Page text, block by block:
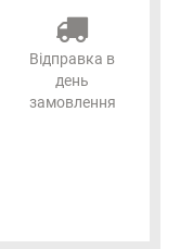
Відправка в
день
замовлення